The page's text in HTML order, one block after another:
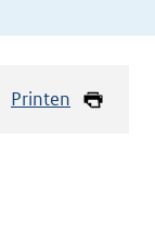
Printen